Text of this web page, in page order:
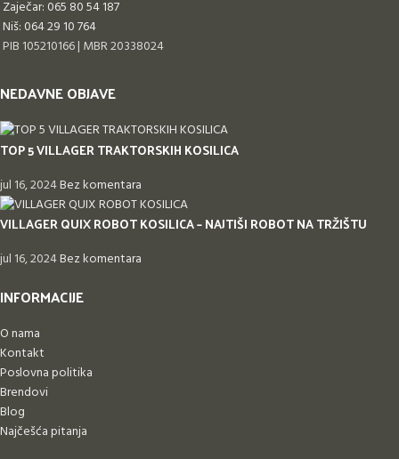
Zaječar: 065 80 54 187
Niš: 064 29 10 764
PIB 105210166 | MBR 20338024
NEDAVNE OBJAVE
TOP 5 VILLAGER TRAKTORSKIH KOSILICA
jul 16, 2024Bez komentara
VILLAGER QUIX ROBOT KOSILICA – NAJTIŠI ROBOT NA TRŽIŠTU
jul 16, 2024Bez komentara
INFORMACIJE
O nama
Kontakt
Poslovna politika
Brendovi
Blog
Najčešća pitanja